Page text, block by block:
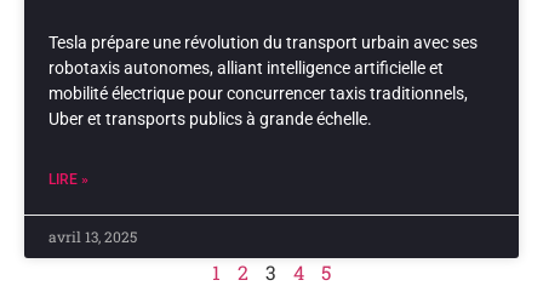
Tesla prépare une révolution du transport urbain avec ses
robotaxis autonomes, alliant intelligence artificielle et
mobilité électrique pour concurrencer taxis traditionnels,
Uber et transports publics à grande échelle.
LIRE »
avril 13, 2025
1 2 3 4 5